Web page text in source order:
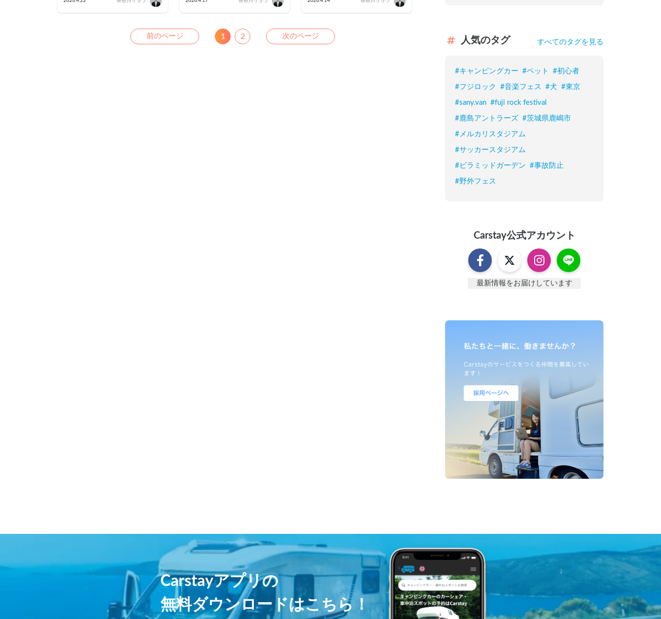
ース・暑さ対策まで徹底解説
る稼働率を高める運用のコツ
2026」にキャンピングカー
前のページ Previous
1 2 次のページ Next
人気のタグ すべてのタグを見る
#キャンピングカー #ペット #初心者
#フジロック #音楽フェス #犬 #東京
#sany.van #fuji rock festival
#鹿島アントラーズ #茨城県鹿嶋市
#メルカリスタジアム
#サッカースタジアム
#ピラミッドガーデン #事故防止
#野外フェス
Carstay公式アカウント
最新情報をお届けしています
Carstayアプリの
無料ダウンロードはこちら！